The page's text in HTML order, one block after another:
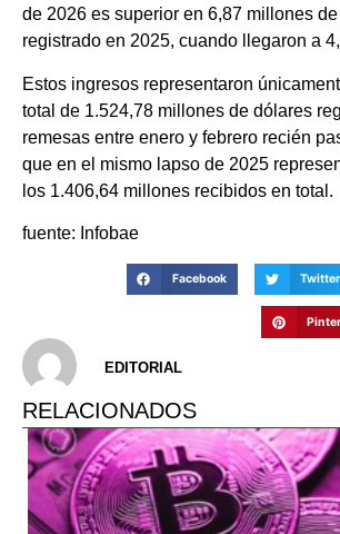
de 2026 es superior en 6,87 millones
registrado en 2025, cuando llegaron a
Estos ingresos representaron
total de 1.524,78 millones de dólares
remesas entre enero y febrero recién
que en el mismo lapso de 2025
los 1.406,64 millones recibidos en total.
fuente: Infobae
Facebook Twitter
EDITORIAL
RELACIONADOS